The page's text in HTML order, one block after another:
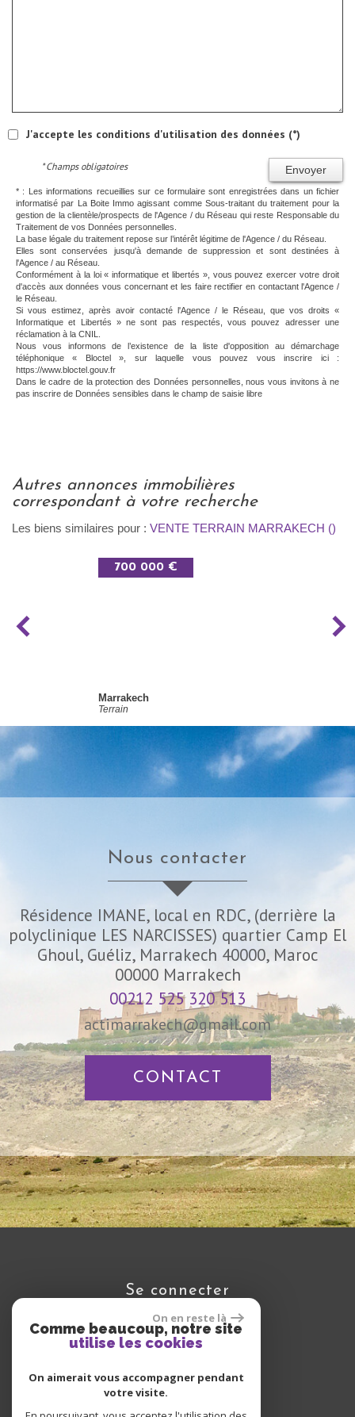
On en reste là
Comme beaucoup, notre site
utilise les cookies
On aimerait vous accompagner pendant
votre visite.
J'accepte les conditions d'utilisation des données (*)
Envoyer
* Champs obligatoires
* : Les informations recueillies sur ce formulaire sont enregistrées dans un fichier
informatisé par La Boite Immo agissant comme Sous-traitant du traitement pour la
gestion de la clientèle/prospects de l'Agence / du Réseau qui reste Responsable du
Traitement de vos Données personnelles.
La base légale du traitement repose sur l’intérêt légitime de l'Agence / du Réseau.
Elles sont conservées jusqu'à demande de suppression et sont destinées à
l'Agence / au Réseau.
Conformément à la loi « informatique et libertés », vous pouvez exercer votre droit
d'accès aux données vous concernant et les faire rectifier en contactant l'Agence /
le Réseau.
Si vous estimez, après avoir contacté l'Agence / le Réseau, que vos droits «
Informatique et Libertés » ne sont pas respectés, vous pouvez adresser une
réclamation à la CNIL.
Nous vous informons de l’existence de la liste d'opposition au démarchage
téléphonique « Bloctel », sur laquelle vous pouvez vous inscrire ici :
https://www.bloctel.gouv.fr
Dans le cadre de la protection des Données personnelles, nous vous invitons à ne
pas inscrire de Données sensibles dans le champ de saisie libre
autres annonces immobilières
correspondant à votre recherche
Les biens similaires pour : VENTE TERRAIN MARRAKECH ()
700 000 €
Marrakech
Terrain
nous contacter
Résidence IMANE, local en RDC, (derrière la
polyclinique LES NARCISSES) quartier Camp El
Ghoul, Guéliz, Marrakech 40000, Maroc
00000 Marrakech
00212 525 320 513
actimarrakech@gmail.com
CONTACT
se connecter
Espace propriétaire